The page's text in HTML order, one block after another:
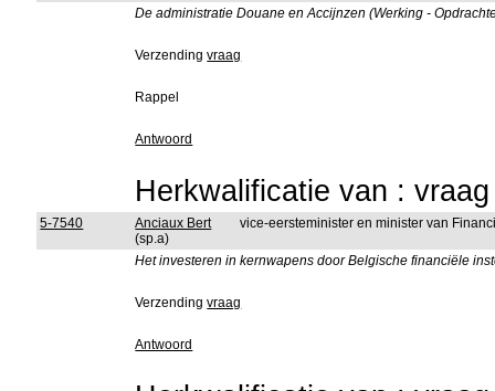
De administratie Douane en Accijnzen (Werking -
Verzendingvraag
Rappel
Antwoord
Herkwalificatie van :
5-7540
Anciaux Bert
(sp.a)
vice-eersteminister en minister van
Het investeren in kernwapens door Belgische financiële
Verzendingvraag
Antwoord